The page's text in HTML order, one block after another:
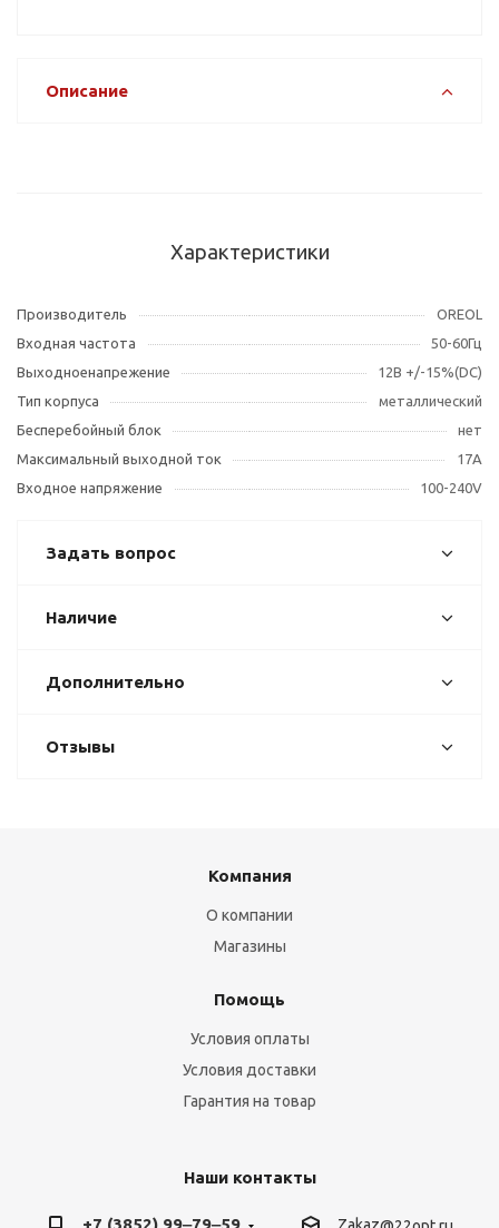
Описание
Характеристики
Производитель
OREOL
Входная частота
50-60Гц
Выходноенапрежение
12В +/-15%(DC)
Тип корпуса
металлический
Бесперебойный блок
нет
Максимальный выходной ток
17A
Входное напряжение
100-240V
Задать вопрос
Наличие
Дополнительно
Отзывы
Компания
О компании
Магазины
Помощь
Условия оплаты
Условия доставки
Гарантия на товар
Наши контакты
+7 (3852) 99‒79‒59